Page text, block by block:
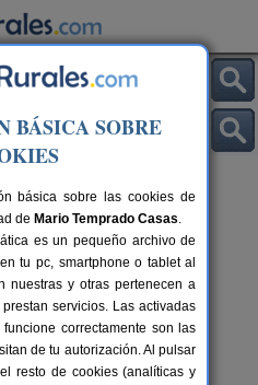
de Arabayona
BÁSICA SOBRE
básica sobre las cookies de
de Mario Temprado Casas.
es un pequeño archivo de
tu pc, smartphone o tablet al
nuestras y otras pertenecen a
servicios. Las activadas
correctamente son las
de tu autorización. Al pulsar
resto de cookies (analíticas y